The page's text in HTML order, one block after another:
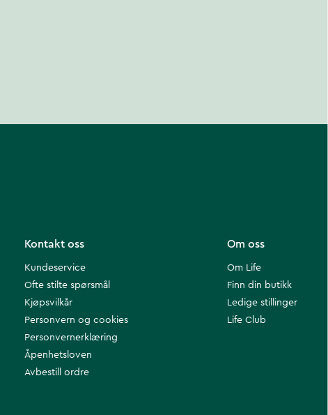
Om oss
Om Life
Finn din butikk
Ledige stillinger
Life Club
Kontakt oss
Kundeservice
Ofte stilte spørsmål
Kjøpsvilkår
Personvern og cookies
Personvernerklæring
Åpenhetsloven
Avbestill ordre